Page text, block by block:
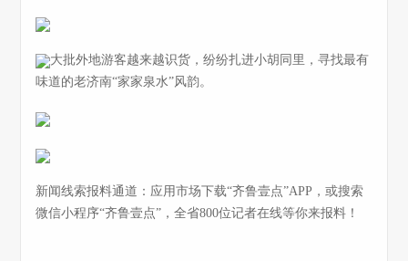
大批外地游客越来越识货，纷纷扎进小胡同里，寻找最有
味道的老济南“家家泉水”风韵。
新闻线索报料通道：应用市场下载“齐鲁壹点”APP，或搜索
微信小程序“齐鲁壹点”，全省800位记者在线等你来报料！